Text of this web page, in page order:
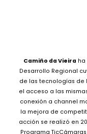
Camiño da Vieira
Desarrollo Regional
de las tecnologías de
el acceso a las
conexión a channel
la mejora de
acción se realizó en
Programa